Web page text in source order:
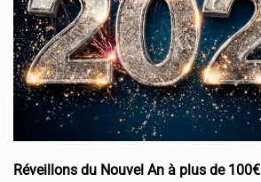
Réveillons du Nouvel An à plus de 100€